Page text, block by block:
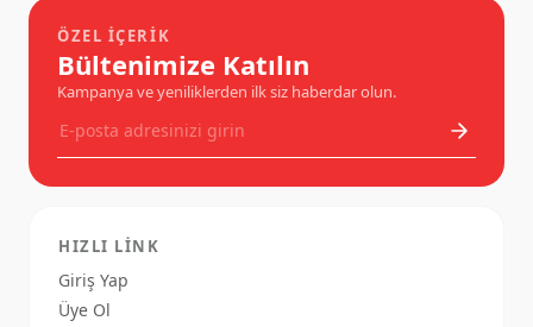
ÖZEL İÇERIK
Bültenimize Katılın
Kampanya ve yeniliklerden ilk siz haberdar olun.
HIZLI LINK
Giriş Yap
Üye Ol